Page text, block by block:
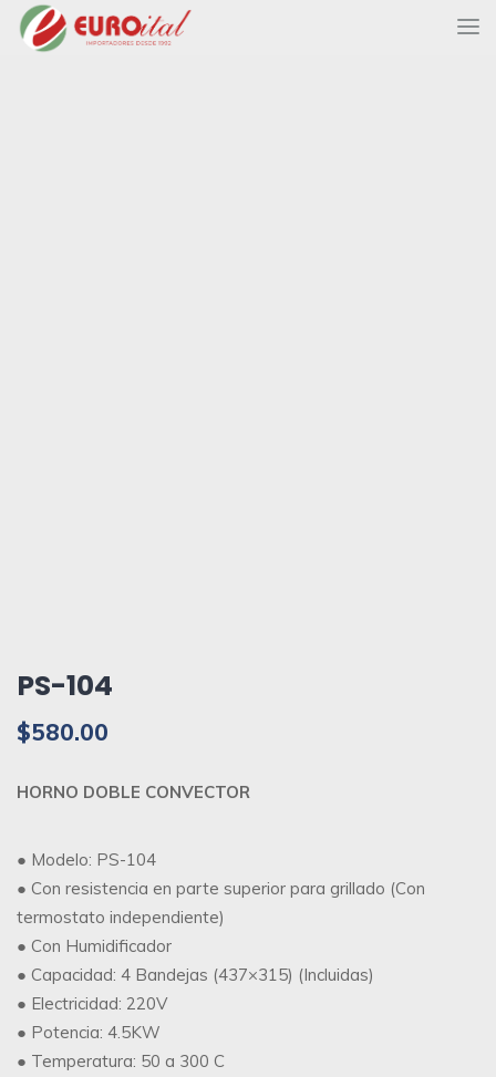
PS-104
$580.00
HORNO DOBLE CONVECTOR
● Modelo: PS-104
● Con resistencia en parte superior para grillado (Con
termostato independiente)
● Con Humidificador
● Capacidad: 4 Bandejas (437×315) (Incluidas)
● Electricidad: 220V
● Potencia: 4.5KW
● Temperatura: 50 a 300 C